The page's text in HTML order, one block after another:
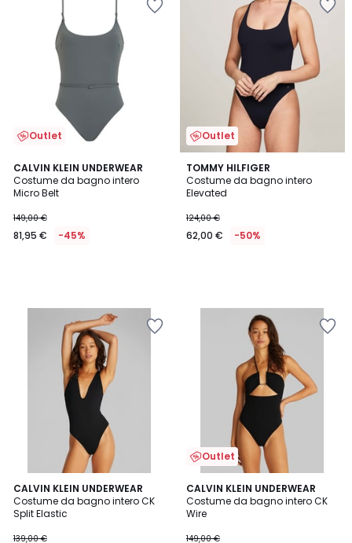
Outlet
CALVIN KLEIN UNDERWEAR
Costume da bagno intero
Micro Belt
149,00 €
81,95 € -45%
Outlet
TOMMY HILFIGER
Costume da bagno intero
Elevated
124,00 €
62,00 € -50%
CALVIN KLEIN UNDERWEAR
Costume da bagno intero CK
Split Elastic
139,00 €
Outlet
CALVIN KLEIN UNDERWEAR
Costume da bagno intero CK
Wire
149,00 €